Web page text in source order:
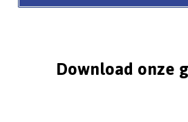
Download onze